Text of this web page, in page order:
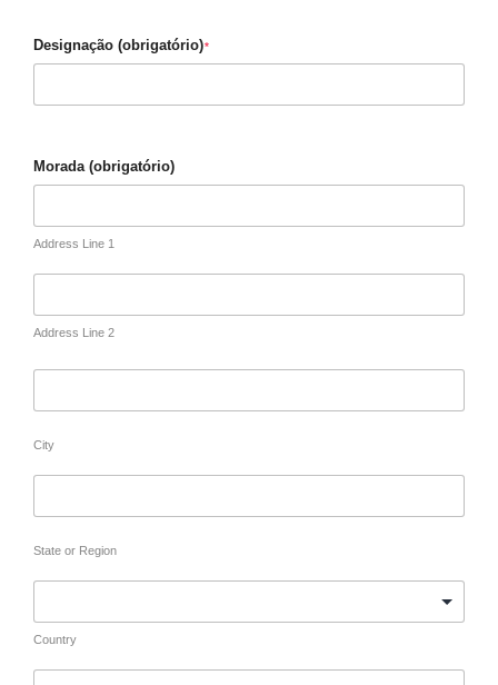
Designação (obrigatório)*
Morada (obrigatório)
Address Line 1
Address Line 2
City
State or Region
Country